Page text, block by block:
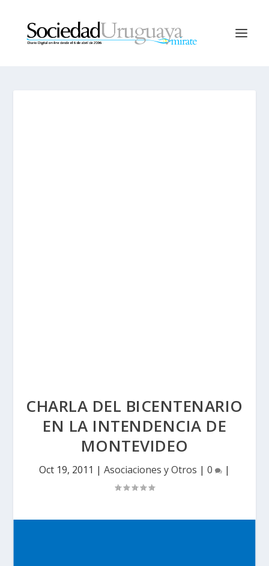
CHARLA DEL BICENTENARIO
EN LA INTENDENCIA DE
MONTEVIDEO
Oct 19, 2011 | Asociaciones y Otros | 0 |